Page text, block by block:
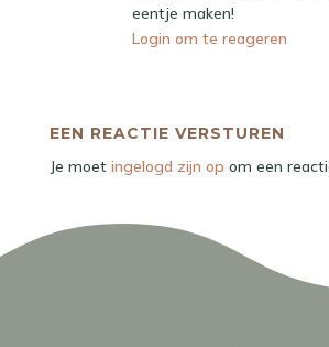
eentje maken!
Login om te reageren
EEN REACTIE VERSTUREN
Je moet ingelogd zijn op om een